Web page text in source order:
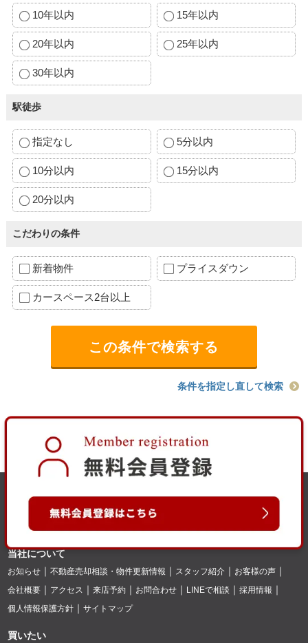
10年以内 15年以内
20年以内 25年以内
30年以内
駅徒歩
指定なし 5分以内
10分以内 15分以内
20分以内
こだわりの条件
新着物件 プライスダウン
カースペース2台以上
条件を指定し直して検索
当社について
お知らせ 不動産売却相談・物件更新情報 スタッフ紹介
お客様の声
会社概要
アクセス 来店予約 お問合わせ LINEで相談
採用情報
個人情報保護方針
サイトマップ
買いたい